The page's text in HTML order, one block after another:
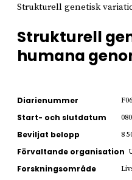
Strukturell genetisk
Strukturell
humana
Diarienummer
Start- och slutdatum
Beviljat belopp 8
Förvaltande organisation
Forskningsområde